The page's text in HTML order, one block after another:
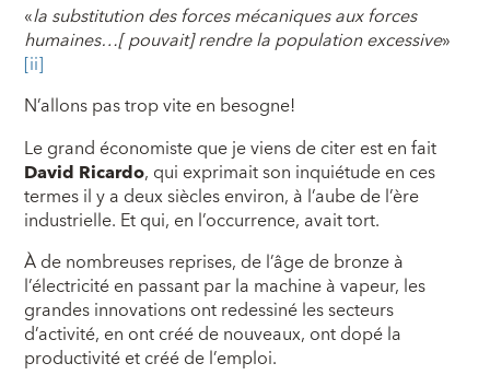
«lasubstitution des forces mécaniques aux forces
humaines…[ pouvait] rendre la population excessive»
[ii]
N’allons pas trop vite en besogne!
Le grand économiste que je viens de citer est en fait
David Ricardo, qui exprimait son inquiétude en ces
termes il y a deux siècles environ, à l’aube de l’ère
industrielle. Et qui, en l’occurrence, avait tort.
À de nombreuses reprises, de l’âge de bronze à
l’électricité en passant par la machine à vapeur, les
grandes innovations ont redessiné les secteurs
d’activité, en ont créé de nouveaux, ont dopé la
productivité et créé de l’emploi.